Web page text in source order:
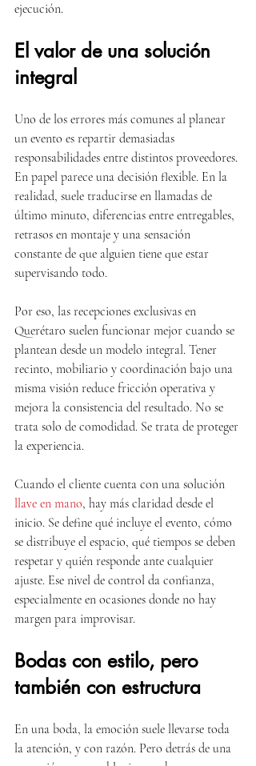
ejecución.
El valor de una solución
integral
Uno de los errores más comunes al planear
un evento es repartir demasiadas
responsabilidades entre distintos proveedores.
En papel parece una decisión flexible. En la
realidad, suele traducirse en llamadas de
último minuto, diferencias entre entregables,
retrasos en montaje y una sensación
constante de que alguien tiene que estar
supervisando todo.
Por eso, las recepciones exclusivas en
Querétaro suelen funcionar mejor cuando se
plantean desde un modelo integral. Tener
recinto, mobiliario y coordinación bajo una
misma visión reduce fricción operativa y
mejora la consistencia del resultado. No se
trata solo de comodidad. Se trata de proteger
la experiencia.
Cuando el cliente cuenta con una solución
llave en mano, hay más claridad desde el
inicio. Se define qué incluye el evento, cómo
se distribuye el espacio, qué tiempos se deben
respetar y quién responde ante cualquier
ajuste. Ese nivel de control da confianza,
especialmente en ocasiones donde no hay
margen para improvisar.
Bodas con estilo, pero
también con estructura
En una boda, la emoción suele llevarse toda
la atención, y con razón. Pero detrás de una